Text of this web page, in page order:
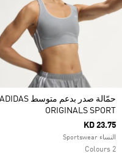
حمّالة صدر بدعم متوسط ADIDAS
ORIGINALS SPORT
KD 23.75
النساء Sportswear
2 Colours